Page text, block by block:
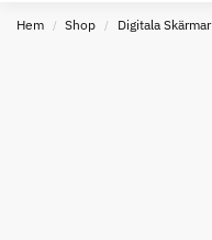
Hem / Shop / Digitala Skärmar